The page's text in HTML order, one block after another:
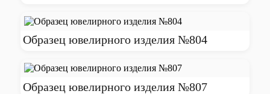
Образец ювелирного изделия №804
Образец ювелирного изделия №807